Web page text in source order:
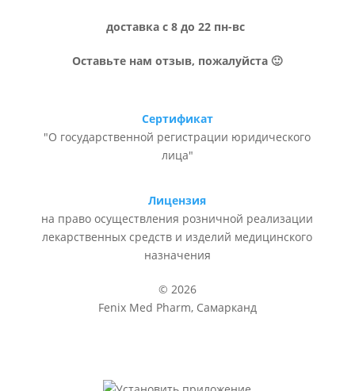
доставка с 8 до 22 пн-вс
Оставьте нам отзыв, пожалуйста 🙂
Сертификат
"О государственной регистрации юридического
лица"
Лицензия
на право осуществления розничной реализации
лекарственных средств и изделий медицинского
назначения
© 2026
Fenix Med Pharm, Самарканд